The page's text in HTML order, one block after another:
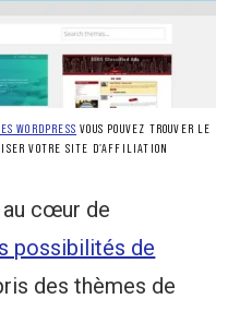
WORDPRESS VOUS POUVEZ TROUVER LE
VOTRE SITE D'AFFILIATION
cœur de
possibilités de
des thèmes de